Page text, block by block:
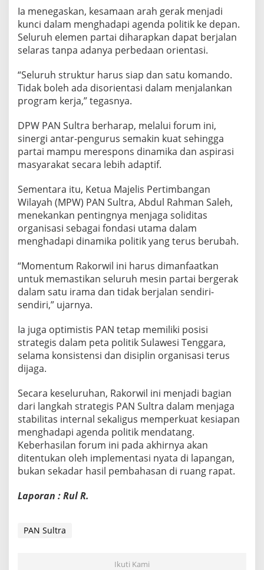
l
,
S
a
a
n
A
e
d
a
S
r
a
e
g
i
k
e
D
e
p
Ia menegaskan, kesamaan arah gerak menjadi
kunci dalam menghadapi agenda politik ke depan.
Seluruh elemen partai diharapkan dapat berjalan
selaras tanpa adanya perbedaan orientasi.
“Seluruh struktur harus siap dan satu komando.
Tidak boleh ada disorientasi dalam menjalankan
program kerja,” tegasnya.
DPW PAN Sultra berharap, melalui forum ini,
sinergi antar-pengurus semakin kuat sehingga
partai mampu merespons dinamika dan aspirasi
masyarakat secara lebih adaptif.
Sementara itu, Ketua Majelis Pertimbangan
Wilayah (MPW) PAN Sultra, Abdul Rahman Saleh,
menekankan pentingnya menjaga soliditas
organisasi sebagai fondasi utama dalam
menghadapi dinamika politik yang terus berubah.
“Momentum Rakorwil ini harus dimanfaatkan
untuk memastikan seluruh mesin partai bergerak
dalam satu irama dan tidak berjalan sendiri-
sendiri,” ujarnya.
Ia juga optimistis PAN tetap memiliki posisi
strategis dalam peta politik Sulawesi Tenggara,
selama konsistensi dan disiplin organisasi terus
dijaga.
Secara keseluruhan, Rakorwil ini menjadi bagian
dari langkah strategis PAN Sultra dalam menjaga
stabilitas internal sekaligus memperkuat kesiapan
menghadapi agenda politik mendatang.
Keberhasilan forum ini pada akhirnya akan
ditentukan oleh implementasi nyata di lapangan,
bukan sekadar hasil pembahasan di ruang rapat.
Laporan : Rul R.
PAN Sultra
Ikuti Kami